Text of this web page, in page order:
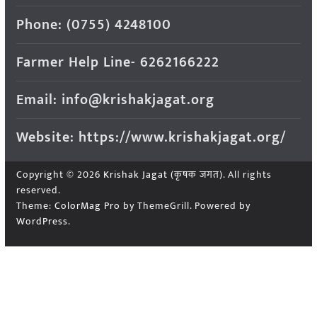
Phone: (0755) 4248100
Farmer Help Line- 6262166222
Email: info@krishakjagat.org
Website: https://www.krishakjagat.org/
Copyright © 2026 Krishak Jagat (कृषक जगत). All rights
reserved.
Theme: ColorMag Pro by ThemeGrill. Powered by
WordPress.